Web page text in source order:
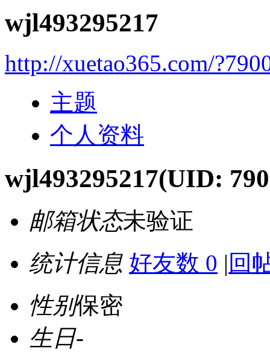
wjl493295217
http://xuetao365.com/
主题
个人资料
wjl493295217(UID:
邮箱状态未验证
统计信息 好友数 0 | 回
性别保密
生日-